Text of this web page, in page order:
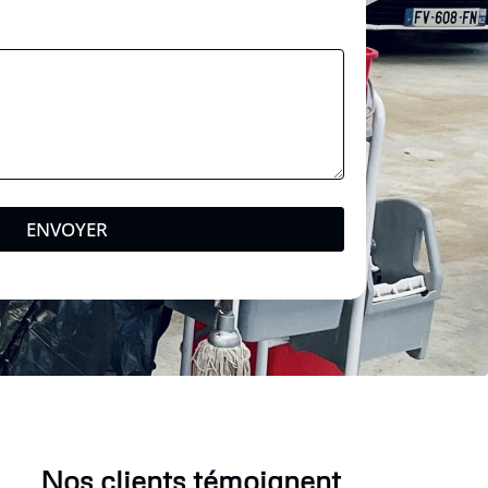
ENVOYER
Nos clients témoignent